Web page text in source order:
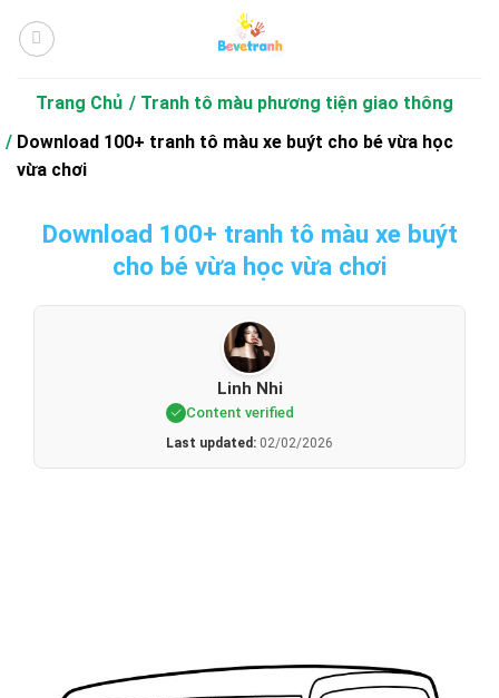
qua
dungTrang Chủ
Tranh tô màu phương tiện giao thông
Download 100+ tranh tô màu xe buýt cho bé vừa học
vừa chơi
Download 100+ tranh tô màu xe buýt
cho bé vừa học vừa chơi
Linh Nhi
Content verified
Last updated: 02/02/2026